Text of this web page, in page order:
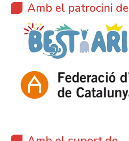
Amb el patrocini de